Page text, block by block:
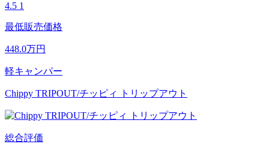
4.5 1
最低販売価格
448.0万円
軽キャンパー
Chippy TRIPOUT/チッピィ トリップアウト
総合評価